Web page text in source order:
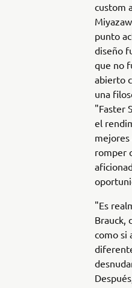
custom
punto
diseño
que no
abierto
una
"Faster
el
mejores
romper
"Es
Brauck,
como si